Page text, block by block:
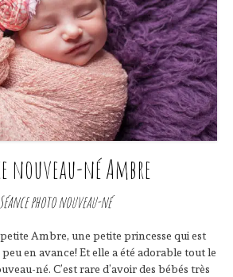
nouveau-né Ambre
Séance photo nouveau-né
Ambre, une petite princesse qui est
en avance! Et elle a été adorable tout le
né. C’est rare d’avoir des bébés très